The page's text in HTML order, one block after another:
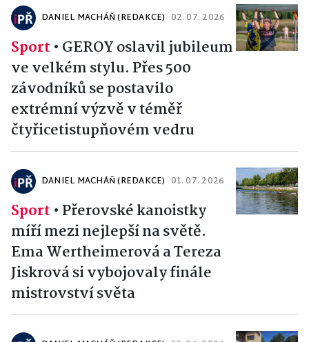
DANIEL MACHÁŇ (REDAKCE) 02. 07. 2026
Sport • GEROY oslavil jubileum
ve velkém stylu. Přes 500
závodníků se postavilo
extrémní výzvě v téměř
čtyřicetistupňovém vedru
DANIEL MACHÁŇ (REDAKCE) 01. 07. 2026
Sport • Přerovské kanoistky
míří mezi nejlepší na světě.
Ema Wertheimerová a Tereza
Jiskrová si vybojovaly finále
mistrovství světa